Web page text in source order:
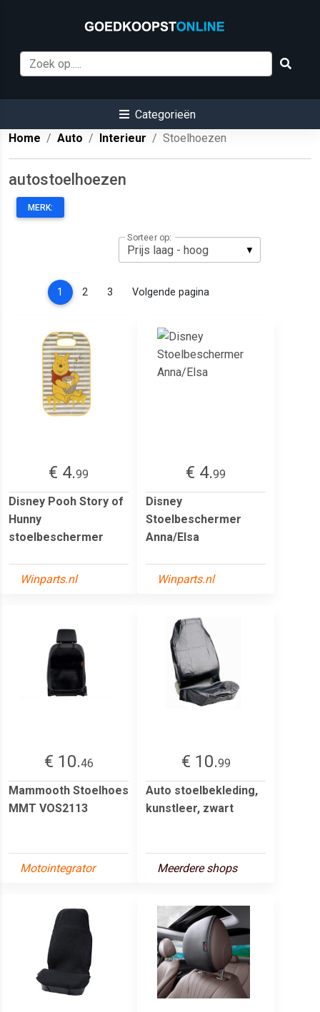
Categorieën
Home
Auto Interieur Stoelhoezen
autostoelhoezen
MERK:
Sorteer op:
1 (current)
2 3 Volgende pagina
€ 4.99
Disney Pooh Story of
Hunny
stoelbeschermer
Winparts.nl
€ 4.99
Disney
Stoelbeschermer
Anna/Elsa
Winparts.nl
€ 10.46
Mammooth Stoelhoes
MMT VOS2113
Motointegrator
€ 10.99
Auto stoelbekleding,
kunstleer, zwart
Meerdere shops